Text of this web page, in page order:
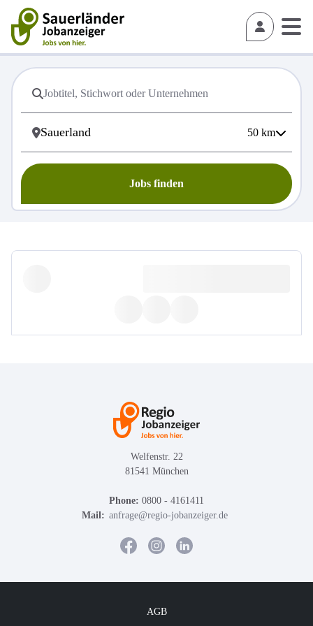
50 km
Jobs finden
Welfenstr. 22
81541 München
Phone: 0800 - 4161411
Mail: anfrage@regio-jobanzeiger.de
AGB